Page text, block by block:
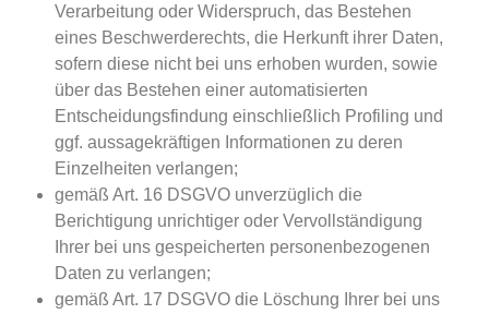
Verarbeitung oder Widerspruch, das Bestehen
eines Beschwerderechts, die Herkunft ihrer Daten,
sofern diese nicht bei uns erhoben wurden, sowie
über das Bestehen einer automatisierten
Entscheidungsfindung einschließlich Profiling und
ggf. aussagekräftigen Informationen zu deren
Einzelheiten verlangen;
gemäß Art. 16 DSGVO unverzüglich die
Berichtigung unrichtiger oder Vervollständigung
Ihrer bei uns gespeicherten personenbezogenen
Daten zu verlangen;
gemäß Art. 17 DSGVO die Löschung Ihrer bei uns